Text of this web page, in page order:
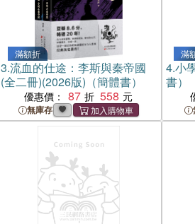
滿額折
3.流血的仕途：李斯與秦帝國
(全二冊)(2026版)（簡體書）
優惠價： 87 558
無庫存
滿
4.小
書）